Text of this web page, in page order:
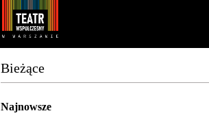
Bieżące
Najnowsze